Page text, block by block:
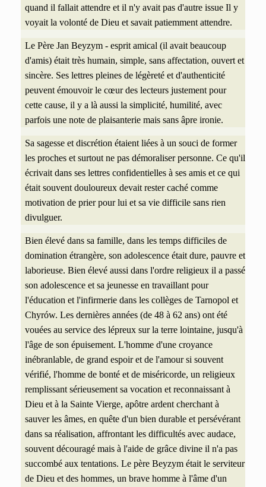
quand il fallait attendre et il n'y avait pas d'autre issue Il y
voyait la volonté de Dieu et savait patiemment attendre.
Le Père Jan Beyzym - esprit amical (il avait beaucoup
d'amis) était très humain, simple, sans affectation, ouvert et
sincère. Ses lettres pleines de légèreté et d'authenticité
peuvent émouvoir le cœur des lecteurs justement pour
cette cause, il y a là aussi la simplicité, humilité, avec
parfois une note de plaisanterie mais sans âpre ironie.
Sa sagesse et discrétion étaient liées à un souci de former
les proches et surtout ne pas démoraliser personne. Ce qu'il
écrivait dans ses lettres confidentielles à ses amis et ce qui
était souvent douloureux devait rester caché comme
motivation de prier pour lui et sa vie difficile sans rien
divulguer.
Bien élevé dans sa famille, dans les temps difficiles de
domination étrangère, son adolescence était dure, pauvre et
laborieuse. Bien élevé aussi dans l'ordre religieux il a passé
son adolescence et sa jeunesse en travaillant pour
l'éducation et l'infirmerie dans les collèges de Tarnopol et
Chyrów. Les dernières années (de 48 à 62 ans) ont été
vouées au service des lépreux sur la terre lointaine, jusqu'à
l'âge de son épuisement. L'homme d'une croyance
inébranlable, de grand espoir et de l'amour si souvent
vérifié, l'homme de bonté et de miséricorde, un religieux
remplissant sérieusement sa vocation et reconnaissant à
Dieu et à la Sainte Vierge, apôtre ardent cherchant à
sauver les âmes, en quête d'un bien durable et persévérant
dans sa réalisation, affrontant les difficultés avec audace,
souvent découragé mais à l'aide de grâce divine il n'a pas
succombé aux tentations. Le père Beyzym était le serviteur
de Dieu et des hommes, un brave homme à l'âme d'un